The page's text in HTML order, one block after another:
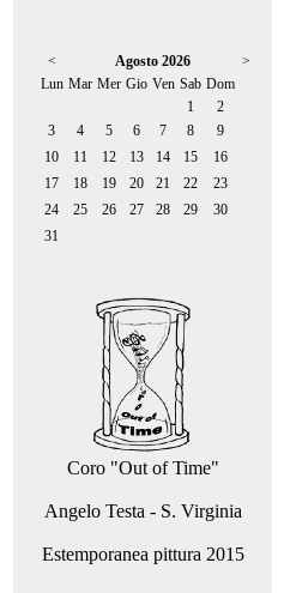
< Agosto 2026
>
Lun Mar Mer Gio Ven Sab Dom
1
2
3
4 5 6 7 8
9
10
11 12 13 14 15
16
17
18 19 20 21 22
23
24
25 26 27 28 29
30
31
Coro "Out of Time"
Angelo Testa - S. Virginia
Estemporanea pittura 2015